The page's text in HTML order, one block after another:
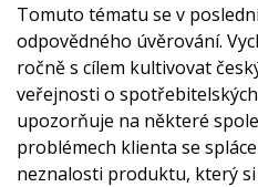
Tomuto tématu se v
odpovědného úvěrování.
ročně s cílem kultivovat
veřejnosti o
upozorňuje na některé
problémech klienta se
neznalosti produktu, který si